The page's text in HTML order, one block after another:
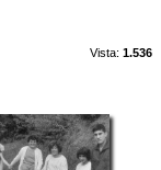
Vista: 1.536